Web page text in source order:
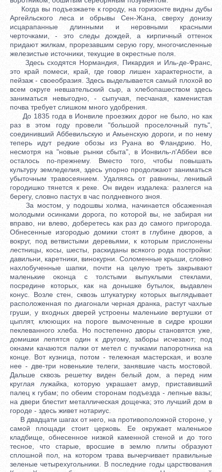
Когда вы подъезжаете к городу, на горизонте видны дубы
Аргейльского леса и обрывы Сен-Жана, сверху донизу
исцарапанные длинными и неровными красными
черточками, - это следы дождей, а кирпичный оттенок
придают жилкам, прорезавшим серую гору, многочисленные
железистые источники, текущие в окрестные поля.
Здесь сходятся Нормандия, Пикардия и Иль-де-Франс,
это край помеси, край, где говор лишен характерности, а
пейзаж - своеобразия. Здесь выделывается самый плохой во
всем округе невшательский сыр, а хлебопашеством здесь
заниматься невыгодно, - сыпучая, песчаная, каменистая
почва требует слишком много удобрения.
До 1835 года в Ионвиле проезжих дорог не было, но как
раз в этом году провели "большой проселочный путь",
соединивший Аббевильскую и Амьенскую дороги, и по нему
теперь идут редкие обозы из Руана во Фландрию. Но,
несмотря на "новые рынки сбыта", в Ионвиль-л'Аббеи все
осталось по-прежнему. Вместо того, чтобы повышать
культуру земледелия, здесь упорно продолжают заниматься
убыточным травосеянием. Удаляясь от равнины, ленивый
городишко тянется к реке. Он виден издалека: разлегся на
берегу, словно пастух в час полдневного зноя.
За мостом, у подошвы холма, начинается обсаженная
молодыми осинками дорога, по которой вы, не забирая ни
вправо, ни влево, доберетесь как раз до самого пригорода.
Обнесенные изгородью домики стоят в глубине дворов, а
вокруг, под ветвистыми деревьями, к которым прислонены
лестницы, косы, шесты, раскиданы всякого рода постройки:
давильни, каретники, винокурни. Соломенные крыши, словно
нахлобученные шапки, почти на целую треть закрывают
маленькие оконца с толстыми выпуклыми стеклами,
посредине которых, как на донышке бутылок, выдавлен
конус. Возле стен, сквозь штукатурку которых выглядывает
расположенная по диагонали черная дранка, растут чахлые
груши, у входных дверей устроены маленькие вертушки от
цыплят, клюющих на пороге вымоченные в сидре крошки
пеклеванного хлеба. Но постепенно дворы становятся уже,
домишки лепятся один к другому, заборы исчезают; под
окнами качаются палки от метел с пучками папоротника на
конце. Вот кузница, потом - тележная мастерская, и возле
нее - две-три новенькие телеги, занявшие часть мостовой.
Дальше сквозь решетку виден белый дом, а перед ним
круглая лужайка, которую украшает амур, приставивший
палец к губам; по обеим сторонам подъезда - лепные вазы;
на двери блестит металлическая дощечка; это лучший дом в
городе - здесь живет нотариус.
В двадцати шагах от него, на противоположной стороне, у
самой площади стоит церковь. Ее окружает маленькое
кладбище, обнесенное низкой каменной стеной и до того
тесное, что старые, вросшие в землю плиты образуют
сплошной пол, на котором трава вычерчивает правильные
зеленые четырехугольники. В последние годы царствования